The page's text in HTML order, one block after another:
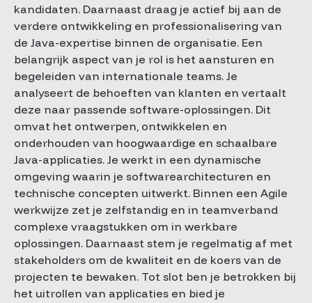
kandidaten. Daarnaast draag je actief bij aan de
verdere ontwikkeling en professionalisering van
de Java-expertise binnen de organisatie. Een
belangrijk aspect van je rol is het aansturen en
begeleiden van internationale teams. Je
analyseert de behoeften van klanten en vertaalt
deze naar passende software-oplossingen. Dit
omvat het ontwerpen, ontwikkelen en
onderhouden van hoogwaardige en schaalbare
Java-applicaties. Je werkt in een dynamische
omgeving waarin je softwarearchitecturen en
technische concepten uitwerkt. Binnen een Agile
werkwijze zet je zelfstandig en in teamverband
complexe vraagstukken om in werkbare
oplossingen. Daarnaast stem je regelmatig af met
stakeholders om de kwaliteit en de koers van de
projecten te bewaken. Tot slot ben je betrokken bij
het uitrollen van applicaties en bied je